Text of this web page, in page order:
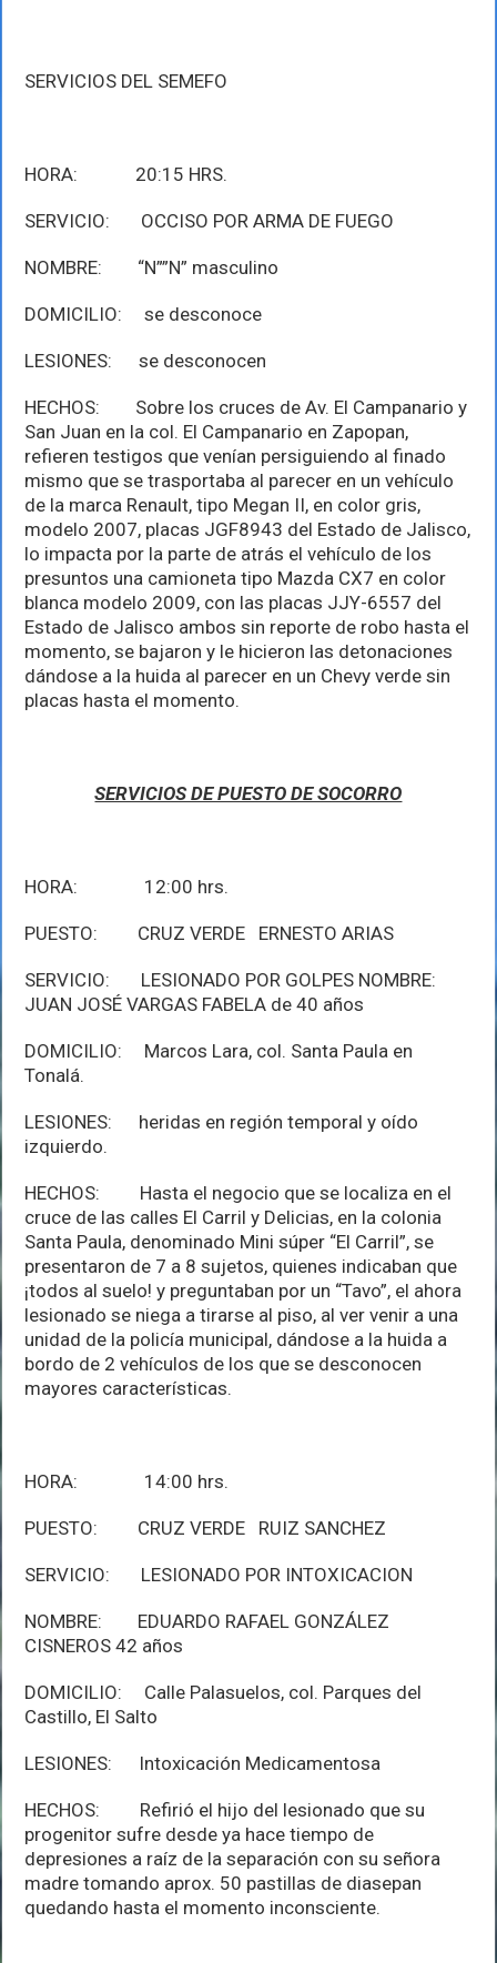
SERVICIOS DEL SEMEFO
HORA: 20:15 HRS.
SERVICIO: OCCISO POR ARMA DE FUEGO
NOMBRE: “N””N” masculino
DOMICILIO: se desconoce
LESIONES: se desconocen
HECHOS: Sobre los cruces de Av. El Campanario y
San Juan en la col. El Campanario en Zapopan,
refieren testigos que venían persiguiendo al finado
mismo que se trasportaba al parecer en un vehículo
de la marca Renault, tipo Megan II, en color gris,
modelo 2007, placas JGF8943 del Estado de Jalisco,
lo impacta por la parte de atrás el vehículo de los
presuntos una camioneta tipo Mazda CX7 en color
blanca modelo 2009, con las placas JJY-6557 del
Estado de Jalisco ambos sin reporte de robo hasta el
momento, se bajaron y le hicieron las detonaciones
dándose a la huida al parecer en un Chevy verde sin
placas hasta el momento.
SERVICIOS DE PUESTO DE SOCORRO
HORA: 12:00 hrs.
PUESTO: CRUZ VERDE ERNESTO ARIAS
SERVICIO: LESIONADO POR GOLPES NOMBRE:
JUAN JOSÉ VARGAS FABELA de 40 años
DOMICILIO: Marcos Lara, col. Santa Paula en
Tonalá.
LESIONES: heridas en región temporal y oído
izquierdo.
HECHOS: Hasta el negocio que se localiza en el
cruce de las calles El Carril y Delicias, en la colonia
Santa Paula, denominado Mini súper “El Carril”, se
presentaron de 7 a 8 sujetos, quienes indicaban que
¡todos al suelo! y preguntaban por un “Tavo”, el ahora
lesionado se niega a tirarse al piso, al ver venir a una
unidad de la policía municipal, dándose a la huida a
bordo de 2 vehículos de los que se desconocen
mayores características.
HORA: 14:00 hrs.
PUESTO: CRUZ VERDE RUIZ SANCHEZ
SERVICIO: LESIONADO POR INTOXICACION
NOMBRE: EDUARDO RAFAEL GONZÁLEZ
CISNEROS 42 años
DOMICILIO: Calle Palasuelos, col. Parques del
Castillo, El Salto
LESIONES: Intoxicación Medicamentosa
HECHOS: Refirió el hijo del lesionado que su
progenitor sufre desde ya hace tiempo de
depresiones a raíz de la separación con su señora
madre tomando aprox. 50 pastillas de diasepan
quedando hasta el momento inconsciente.